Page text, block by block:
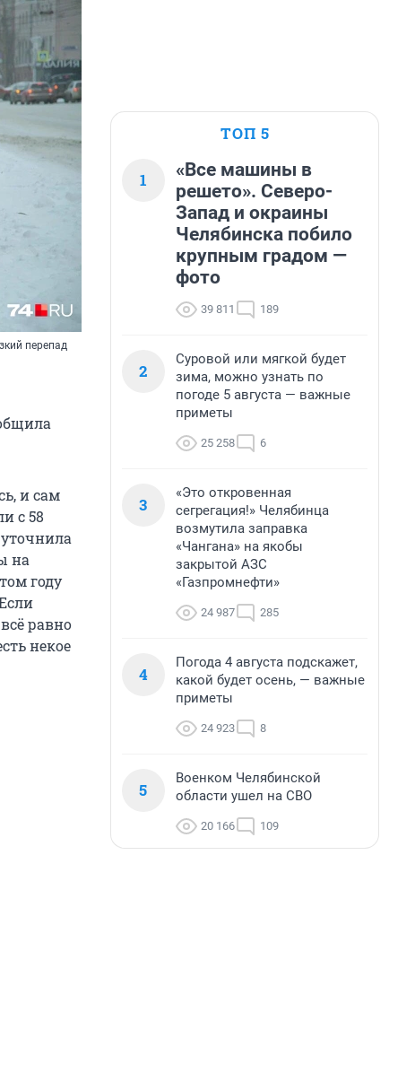
перепад
и сам
с 58
на
году
равно
некое
ТОП 5
1
«Все машины в
решето». Северо-
Запад и окраины
Челябинска побило
крупным градом —
фото
39 811 189
2
Суровой или мягкой будет
зима, можно узнать по
погоде 5 августа — важные
приметы
25 258 6
3
«Это откровенная
сегрегация!» Челябинца
возмутила заправка
«Чангана» на якобы
закрытой АЗС
«Газпромнефти»
24 987 285
4
Погода 4 августа подскажет,
какой будет осень, — важные
приметы
24 923 8
5
Военком Челябинской
области ушел на СВО
20 166 109